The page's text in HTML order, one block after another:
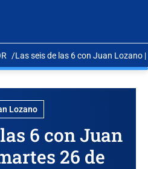
Las seis de las 6 con Juan Lozano
Lozano
6 con Juan
26 de